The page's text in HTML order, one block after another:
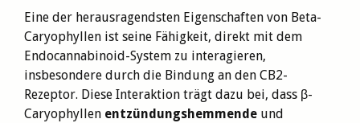
Eine der herausragendsten Eigenschaften von Beta-
Caryophyllen ist seine Fähigkeit, direkt mit dem
Endocannabinoid-System zu interagieren,
insbesondere durch die Bindung an den CB2-
Rezeptor. Diese Interaktion trägt dazu bei, dass β-
Caryophyllen entzündungshemmende und